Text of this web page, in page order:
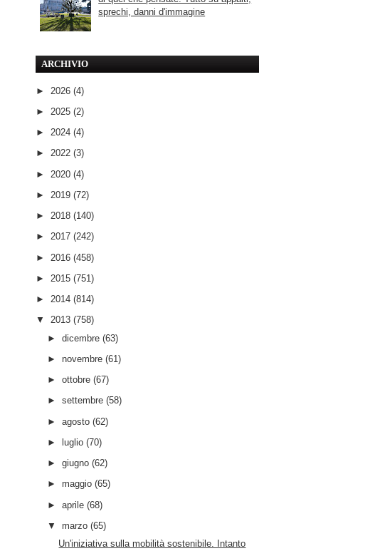
sprechi, danni d'immagine
ARCHIVIO
► 2026 (4)
► 2025 (2)
► 2024 (4)
► 2022 (3)
► 2020 (4)
► 2019 (72)
► 2018 (140)
► 2017 (242)
► 2016 (458)
► 2015 (751)
► 2014 (814)
▼ 2013 (758)
► dicembre (63)
► novembre (61)
► ottobre (67)
► settembre (58)
► agosto (62)
►
luglio (70)
► giugno (62)
► maggio (65)
► aprile (68)
▼ marzo (65)
Un'iniziativa sulla mobilità sostenibile. Intanto